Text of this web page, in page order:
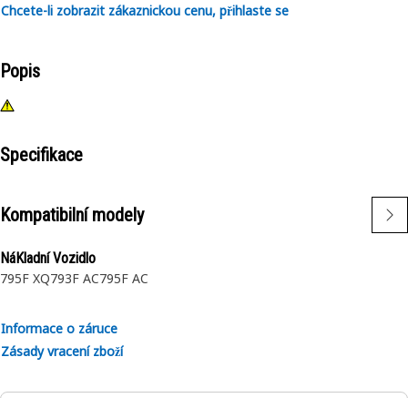
Chcete-li zobrazit zákaznickou cenu, přihlaste se
Popis
Specifikace
Kompatibilní modely
NáKladní Vozidlo
795F XQ793F AC795F AC
Informace o záruce
Zásady vracení zboží